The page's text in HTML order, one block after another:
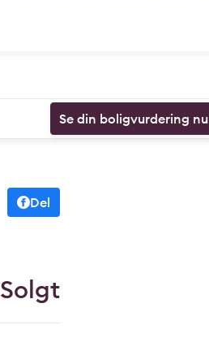
Se din boligvurdering nu
Del
Solgt